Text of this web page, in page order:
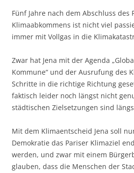
Fünf Jahre nach dem Abschluss des
Klimaabkommens ist nicht viel
immer mit Vollgas in die
Zwar hat Jena mit der Agenda
Kommune“ und der Ausrufung des
Schritte in die richtige Richtung
faktisch leider noch längst nicht
städtischen Zielsetzungen sind
Mit dem Klimaentscheid Jena soll
Demokratie das Pariser Klimaziel
werden, und zwar mit einem
glauben, dass die Menschen der